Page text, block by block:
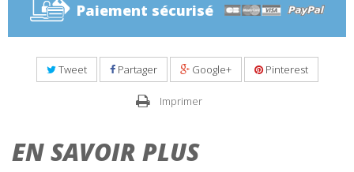
Paiement sécurisé
Tweet Partager Google+ Pinterest
Imprimer
EN SAVOIR PLUS